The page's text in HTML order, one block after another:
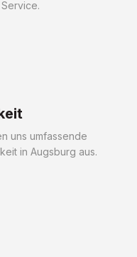
uns umfassende
in Augsburg aus.